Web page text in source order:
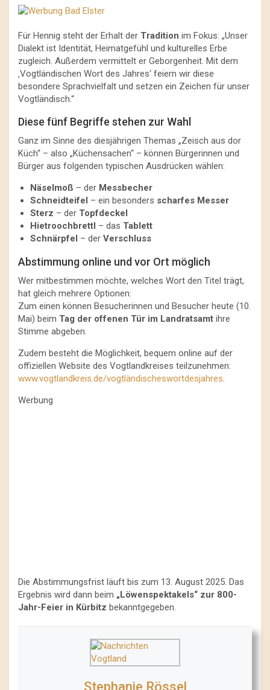
Für Hennig steht der Erhalt der Tradition im Fokus: „Unser
Dialekt ist Identität, Heimatgefühl und kulturelles Erbe
zugleich. Außerdem vermittelt er Geborgenheit. Mit dem
‚Vogtländischen Wort des Jahres‘ feiern wir diese
besondere Sprachvielfalt und setzen ein Zeichen für unser
Vogtländisch.“
Diese fünf Begriffe stehen zur Wahl
Ganz im Sinne des diesjährigen Themas „Zeisch aus dor
Küch“ – also „Küchensachen“ – können Bürgerinnen und
Bürger aus folgenden typischen Ausdrücken wählen:
Näselmoß – der Messbecher
Schneidteifel – ein besonders scharfes Messer
Sterz – der Topfdeckel
Hietroochbrettl – das Tablett
Schnärpfel – der Verschluss
Abstimmung online und vor Ort möglich
Wer mitbestimmen möchte, welches Wort den Titel trägt,
hat gleich mehrere Optionen:
Zum einen können Besucherinnen und Besucher heute (10.
Mai) beim Tag der offenen Tür im Landratsamt ihre
Stimme abgeben.
Zudem besteht die Möglichkeit, bequem online auf der
offiziellen Website des Vogtlandkreises teilzunehmen:
www.vogtlandkreis.de/vogtländischeswortdesjahres.
Werbung
Die Abstimmungsfrist läuft bis zum 13. August 2025. Das
Ergebnis wird dann beim „Löwenspektakels“ zur 800-
Jahr-Feier in Kürbitz bekanntgegeben.
Stephanie Rössel